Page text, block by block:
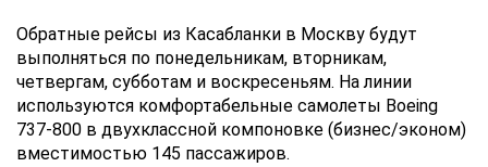
Обратные рейсы из Касабланки в Москву будут
выполняться по понедельникам, вторникам,
четвергам, субботам и воскресеньям. На линии
используются комфортабельные самолеты Boeing
737-800 в двухклассной компоновке (бизнес/эконом)
вместимостью 145 пассажиров.